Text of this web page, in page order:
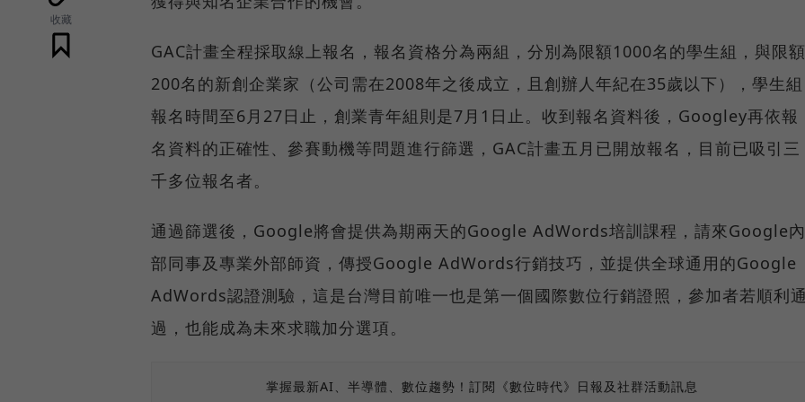
收藏
GAC計畫全程採取線上報名，報名資格分為兩組，分別為限額1000名的學生組，與限額
200名的新創企業家（公司需在2008年之後成立，且創辦人年紀在35歲以下），學生組
報名時間至6月27日止，創業青年組則是7月1日止。收到報名資料後，Googley再依報
名資料的正確性、參賽動機等問題進行篩選，GAC計畫五月已開放報名，目前已吸引三
千多位報名者。
通過篩選後，Google將會提供為期兩天的Google AdWords培訓課程，請來Google內
部同事及專業外部師資，傳授Google AdWords行銷技巧，並提供全球通用的Google
AdWords認證測驗，這是台灣目前唯一也是第一個國際數位行銷證照，參加者若順利通
過，也能成為未來求職加分選項。
掌握最新AI、半導體、數位趨勢！訂閱《數位時代》日報及社群活動訊息